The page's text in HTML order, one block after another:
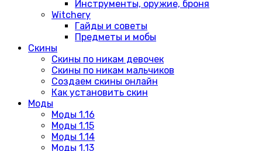
Инструменты, оружие, броня
Witchery
Гайды и советы
Предметы и мобы
Скины
Скины по никам девочек
Скины по никам мальчиков
Создаем скины онлайн
Как установить скин
Моды
Моды 1.16
Моды 1.15
Моды 1.14
Моды 1.13